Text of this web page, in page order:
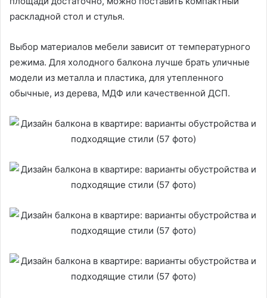
раскладной стол и стулья.
Выбор материалов мебели зависит от температурного
режима. Для холодного балкона лучше брать уличные
модели из металла и пластика, для утепленного
обычные, из дерева, МДФ или качественной ДСП.